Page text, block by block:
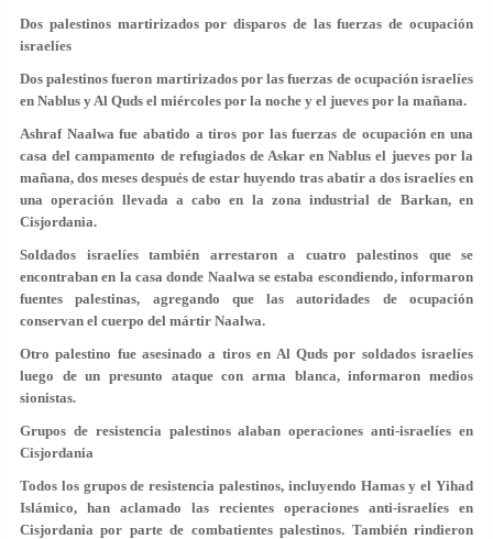
Dos palestinos martirizados por disparos de las fuerzas de ocupación
israelíes
Dos palestinos fueron martirizados por las fuerzas de ocupación israelíes
en Nablus y Al Quds el miércoles por la noche y el jueves por la mañana.
Ashraf Naalwa fue abatido a tiros por las fuerzas de ocupación en una
casa del campamento de refugiados de Askar en Nablus el jueves por la
mañana, dos meses después de estar huyendo tras abatir a dos israelíes en
una operación llevada a cabo en la zona industrial de Barkan, en
Cisjordania.
Soldados israelíes también arrestaron a cuatro palestinos que se
encontraban en la casa donde Naalwa se estaba escondiendo, informaron
fuentes palestinas, agregando que las autoridades de ocupación
conservan el cuerpo del mártir Naalwa.
Otro palestino fue asesinado a tiros en Al Quds por soldados israelíes
luego de un presunto ataque con arma blanca, informaron medios
sionistas.
Grupos de resistencia palestinos alaban operaciones anti-israelíes en
Cisjordania
Todos los grupos de resistencia palestinos, incluyendo Hamas y el Yihad
Islámico, han aclamado las recientes operaciones anti-israelíes en
Cisjordania por parte de combatientes palestinos. También rindieron